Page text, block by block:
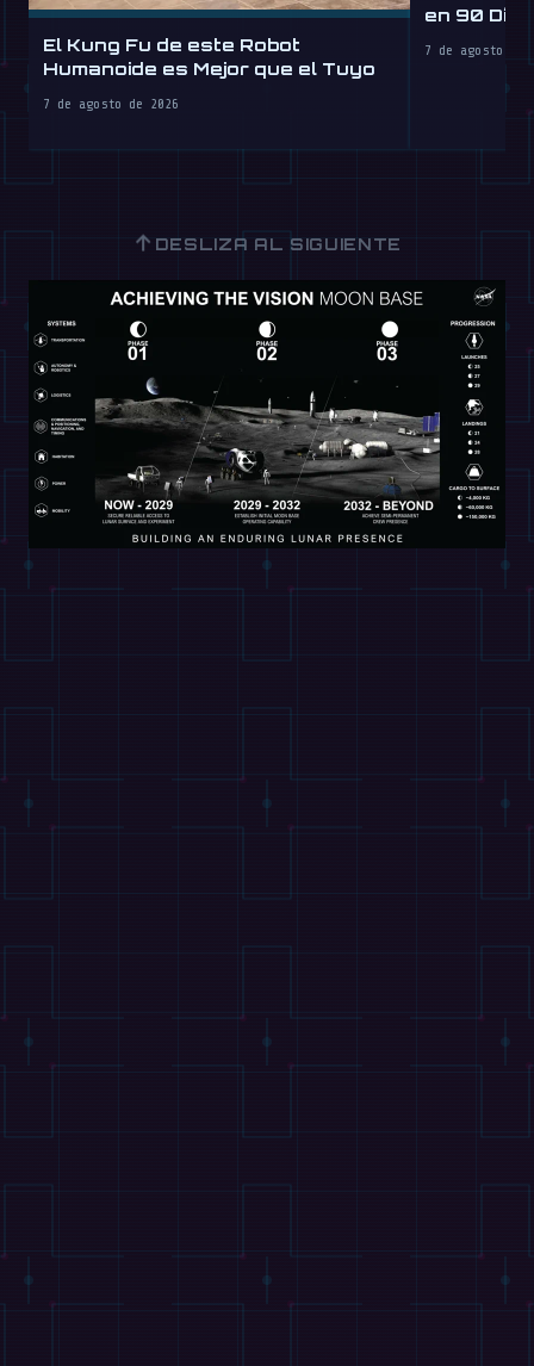
El Kung Fu de este Robot
Humanoide es Mejor que el Tuyo
7 de agosto de 2026
en 90
7 de agosto de
↑ DESLIZA AL SIGUIENTE